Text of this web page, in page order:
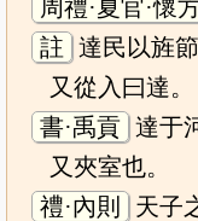
周禮·夏官·懷
註 達民以旌
又從入曰達。
書·禹貢 達于
又夾室也。
禮·內則
天子